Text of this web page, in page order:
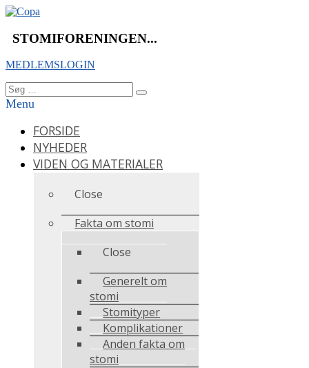
Videre
indhold
STOMIFORENINGEN...
MEDLEMSLOGIN
Søg
efter:
Søg
Menu
FORSIDE
NYHEDER
VIDEN OG MATERIALER
Close
Fakta om stomi
Close
Generelt om
stomi
Stomityper
Komplikationer
Anden fakta om
stomi